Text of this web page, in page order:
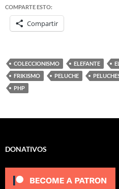
COMPARTE ESTO:
Compartir
COLECCIONISMO ELEFANTE
FRIKISMO
PELUCHE
PHP
DONATIVOS